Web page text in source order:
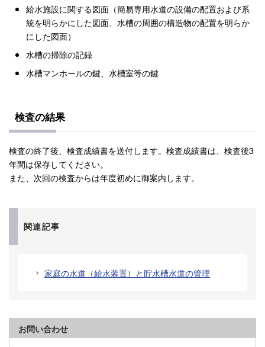
給水施設に関する図面（簡易専用水道の設備の配置および系
統を明らかにした図面、水槽の周囲の構造物の配置を明らか
にした図面）
水槽の掃除の記録
水槽マンホールの鍵、水槽室等の鍵
検査の結果
検査の終了後、検査成績書を送付します。検査成績書は、検査後3
年間は保存してください。
また、次回の検査からは年度初めに御案内します。
関連記事
家庭の水道（給水装置）と貯水槽水道の管理
お問い合わせ